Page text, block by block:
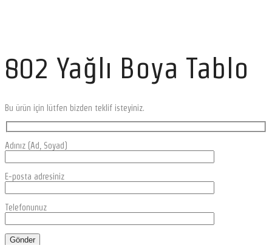
802 Yağlı Boya Tablo
Bu ürün için lütfen bizden teklif isteyiniz.
Adınız (Ad, Soyad)
E-posta adresiniz
Telefonunuz